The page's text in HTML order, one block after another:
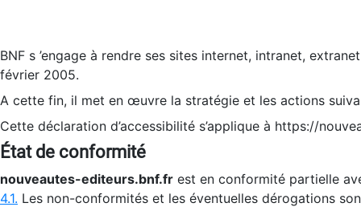
BNF s ’engage à rendre ses sites internet, intranet,
février 2005.
A cette fin, il met en œuvre la stratégie et les actions
Cette déclaration d’accessibilité s’applique à https://
État de conformité
nouveautes-editeurs.bnf.fr est en conformité partielle
4.1. Les non-conformités et les éventuelles dérogations